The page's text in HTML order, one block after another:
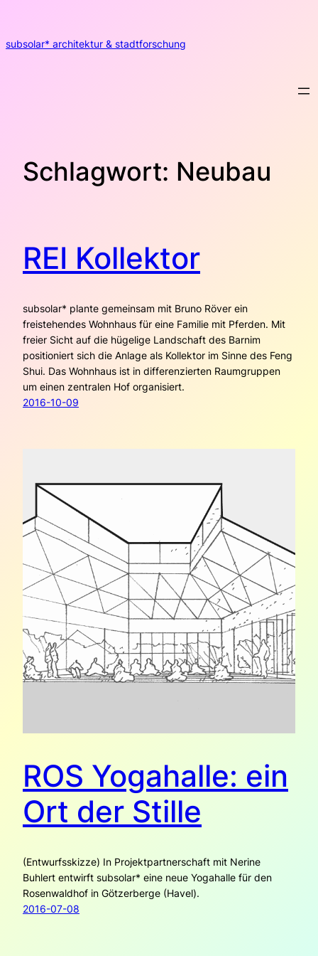
springen
subsolar* architektur & stadtforschung
Schlagwort: Neubau
REI Kollektor
subsolar* plante gemeinsam mit Bruno Röver ein
freistehendes Wohnhaus für eine Familie mit Pferden. Mit
freier Sicht auf die hügelige Landschaft des Barnim
positioniert sich die Anlage als Kollektor im Sinne des Feng
Shui. Das Wohnhaus ist in differenzierten Raumgruppen
um einen zentralen Hof organisiert.
2016-10-09
ROS Yogahalle: ein
Ort der Stille
(Entwurfsskizze) In Projektpartnerschaft mit Nerine
Buhlert entwirft subsolar* eine neue Yogahalle für den
Rosenwaldhof in Götzerberge (Havel).
2016-07-08